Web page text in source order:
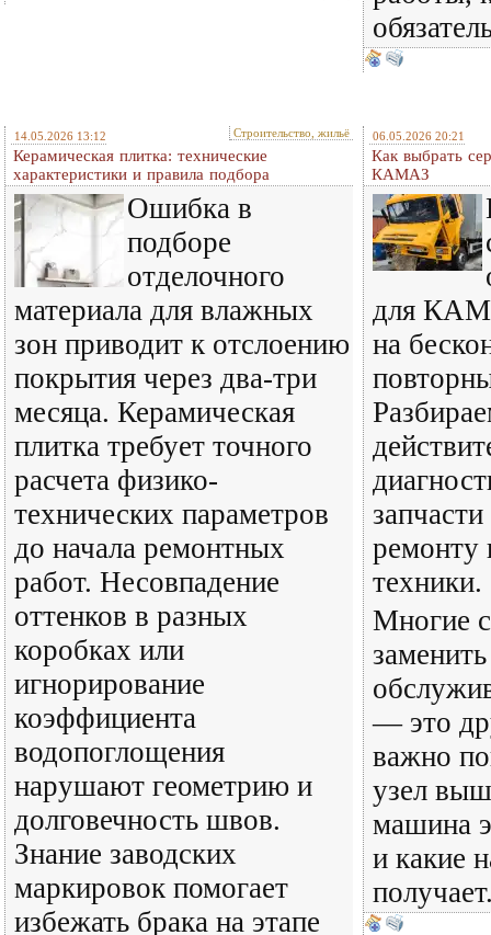
14.05.2026 13:12 Строительство, жильё
Керамическая плитка: технические
характеристики и правила подбора
Ошибка в
подборе
отделочного
материала для влажных
зон приводит к отслоению
покрытия через два-три
месяца. Керамическая
плитка требует точного
расчета физико-
технических параметров
до начала ремонтных
работ. Несовпадение
оттенков в разных
коробках или
игнорирование
коэффициента
водопоглощения
нарушают геометрию и
долговечность швов.
Знание заводских
маркировок помогает
избежать брака на этапе
06.05.2026 20:21
Как выбрать
КАМАЗ
для
на
ремонту
техники.
Многие
— это
важно
узел
машина
и какие